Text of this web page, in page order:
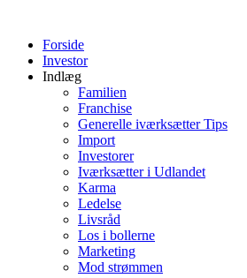
indholdForside
Investor
Indlæg
Familien
Franchise
Generelle iværksætter Tips
Import
Investorer
Iværksætter i Udlandet
Karma
Ledelse
Livsråd
Los i bollerne
Marketing
Mod strømmen